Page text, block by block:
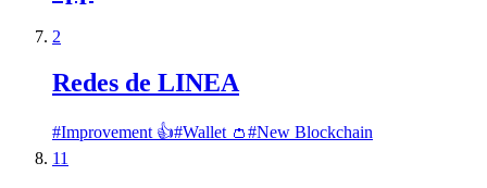
2
Redes de LINEA
#Improvement 👍#Wallet 👛#New Blockchain
11